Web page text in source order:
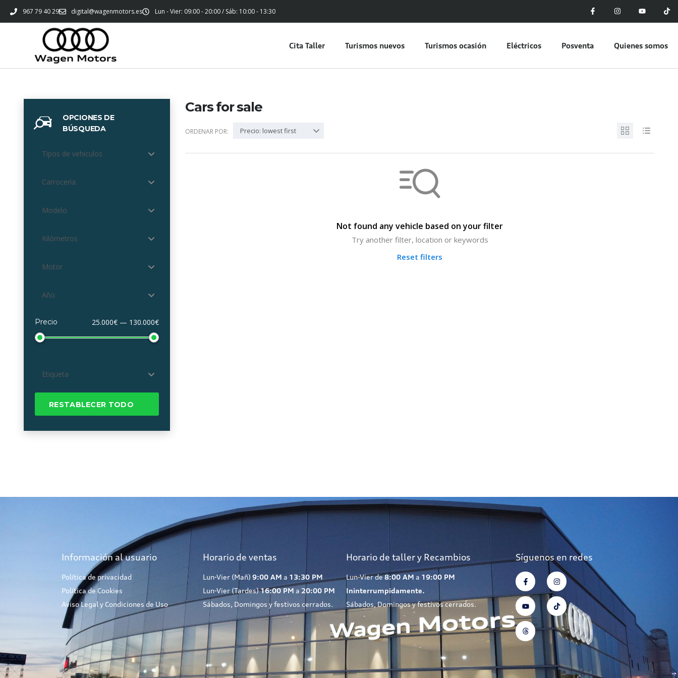
967 79 40 29 digital@wagenmotors.es Lun - Vier: 09:00 - 20:00 / Sáb: 10:00 - 13:30
Cita Taller Turismos nuevos Turismos ocasión Eléctricos Posventa Quienes somos
OPCIONES DE
BÚSQUEDA
Tipos de vehiculos
Carrocería
Modelo
Kilómetros
Motor
Año
Precio 25.000€ — 130.000€
Etiqueta
RESTABLECER TODO
Cars for sale
ORDENAR POR: Precio: lowest first
Not found any vehicle based on your filter
Try another filter, location or keywords
Reset filters
Información al usuario
Política de privacidad
Política de Cookies
Aviso Legal y Condiciones de Uso
Horario de ventas
Lun-Vier (Mañ) 9:00 AM a 13:30 PM
Lun-Vier (Tardes)16:00 PM a 20:00 PM
Sábados, Domingos y festivos cerrados.
Horario de taller y Recambios
Lun-Vier de8:00 AM a 19:00 PM
Ininterrumpidamente.
Sábados, Domingos y festivos cerrados.
Síguenos en redes